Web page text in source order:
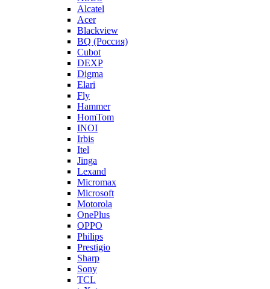
Alcatel
Acer
Blackview
BQ (Россия)
Cubot
DEXP
Digma
Elari
Fly
Hammer
HomTom
INOI
Irbis
Itel
Jinga
Lexand
Micromax
Microsoft
Motorola
OnePlus
OPPO
Philips
Prestigio
Sharp
Sony
TCL